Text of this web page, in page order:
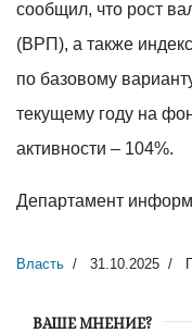
сообщил, что рост
(ВРП), а также
по базовому
текущему году на
активности – 104%.
Департамент
Власть 31.10.2025
ВАШЕ МНЕНИЕ?